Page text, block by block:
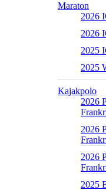
Maraton
2026
2026
2025
2025
Kajakpolo
2026
2026
2026
2025